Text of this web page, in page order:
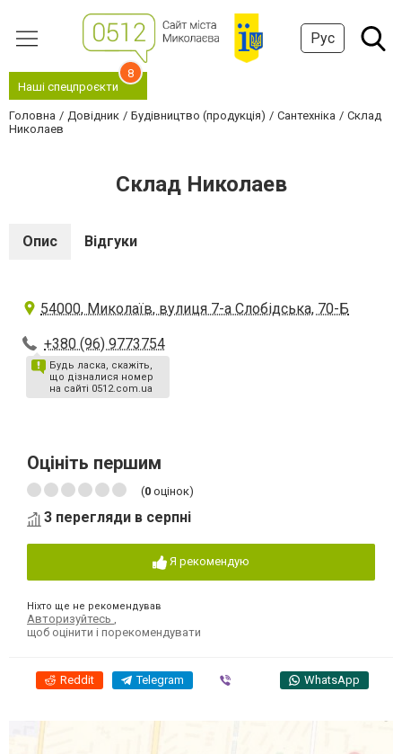
Рус
Наші спецпроєкти
8
Головна Довідник Будівництво (продукція) Сантехніка
Склад
Николаев
Склад Николаев
Опис Відгуки
54000, Миколаїв, вулиця 7-а Слобідська, 70-Б
+380 (96) 9773754
Будь ласка, скажіть,
що дізналися номер
на сайті 0512.com.ua
Оцініть першим
(0 оцінок)
3 перегляди в серпні
Я рекомендую
Ніхто ще не рекомендував
Авторизуйтесь
щоб оцінити і порекомендувати
Reddit Telegram WhatsApp